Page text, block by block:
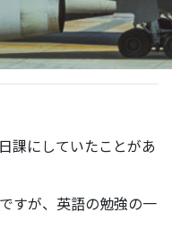
課にしていたことがあ
すが、英語の勉強の一